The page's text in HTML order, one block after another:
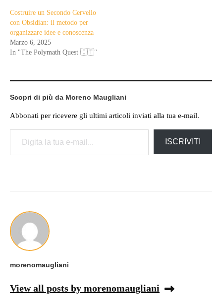
Costruire un Secondo Cervello
con Obsidian: il metodo per
organizzare idee e conoscenza
Marzo 6, 2025
In "The Polymath Quest 🇮🇹"
Scopri di più da Moreno Maugliani
Abbonati per ricevere gli ultimi articoli inviati alla tua e-mail.
Digita la tua e-mail...
ISCRIVITI
morenomaugliani
View all posts by morenomaugliani